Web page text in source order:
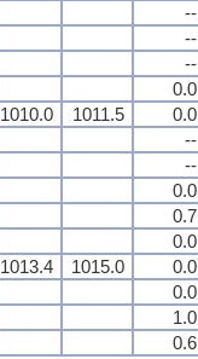
--
--
--
0.0
1010.0 1011.5 0.0
--
--
0.0
0.7
0.0
1013.4 1015.0 0.0
0.0
1.0
0.6